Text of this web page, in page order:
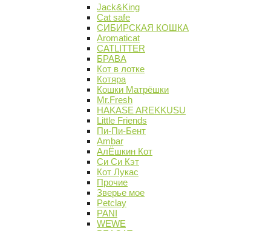
Jack&King
Cat safe
СИБИРСКАЯ КОШКА
Aromaticat
CATLITTER
БРАВА
Кот в лотке
Котяра
Кошки Матрёшки
Mr.Fresh
HAKASE AREKKUSU
Little Friends
Пи-Пи-Бент
Ambar
АлЁшкин Кот
Си Си Кэт
Кот Лукас
Прочие
Зверье мое
Petclay
PANI
WEWE